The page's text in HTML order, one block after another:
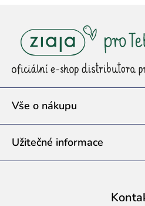
t
Vše o nákupu
Užitečné informace